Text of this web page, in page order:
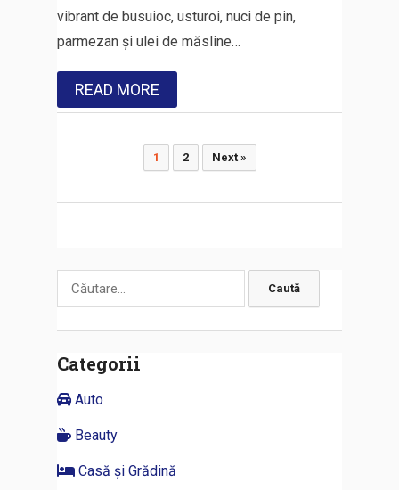
vibrant de busuioc, usturoi, nuci de pin,
parmezan și ulei de măsline…
READ MORE
1 2 Next »
Caută
după:
Categorii
Auto
Beauty
Casă și Grădină